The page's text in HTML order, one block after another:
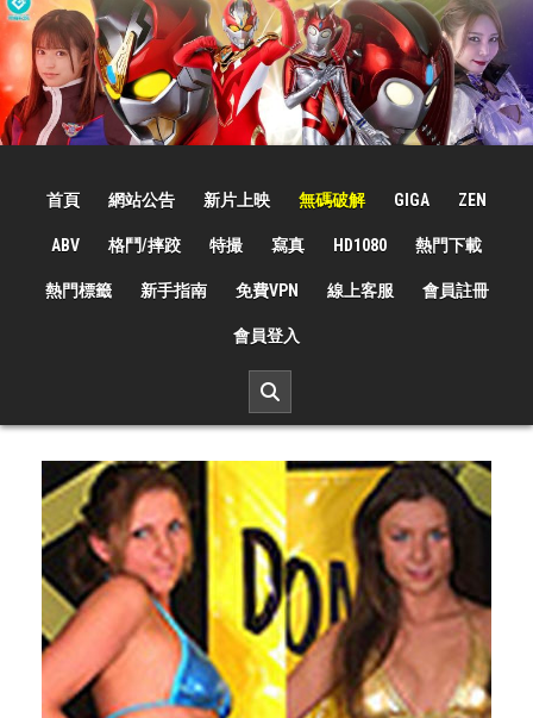
Skip
to
content
首頁 網站公告 新片上映 無碼破解 GIGA ZEN
ABV 格鬥/摔跤 特撮 寫真 HD1080 熱門下載
熱門標籤 新手指南 免費VPN 線上客服 會員註冊
會員登入